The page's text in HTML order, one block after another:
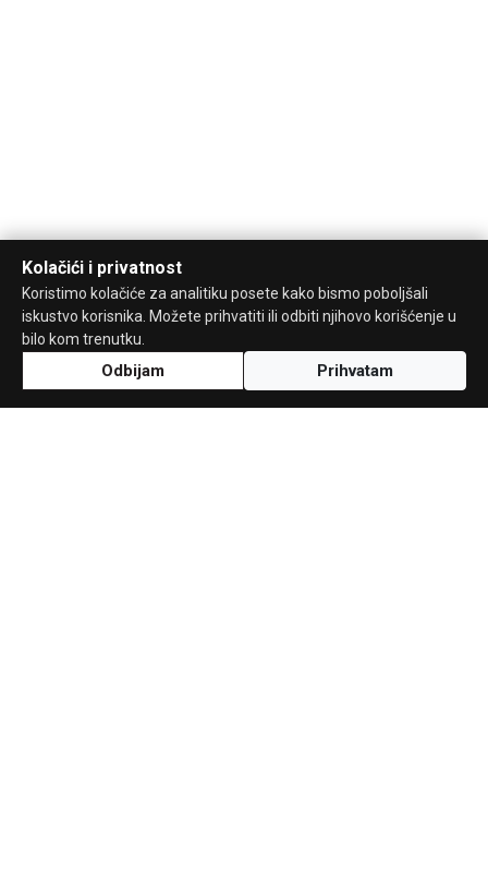
Kolačići i privatnost
Koristimo kolačiće za analitiku posete kako bismo poboljšali
iskustvo korisnika. Možete prihvatiti ili odbiti njihovo korišćenje u
bilo kom trenutku.
Odbijam Prihvatam